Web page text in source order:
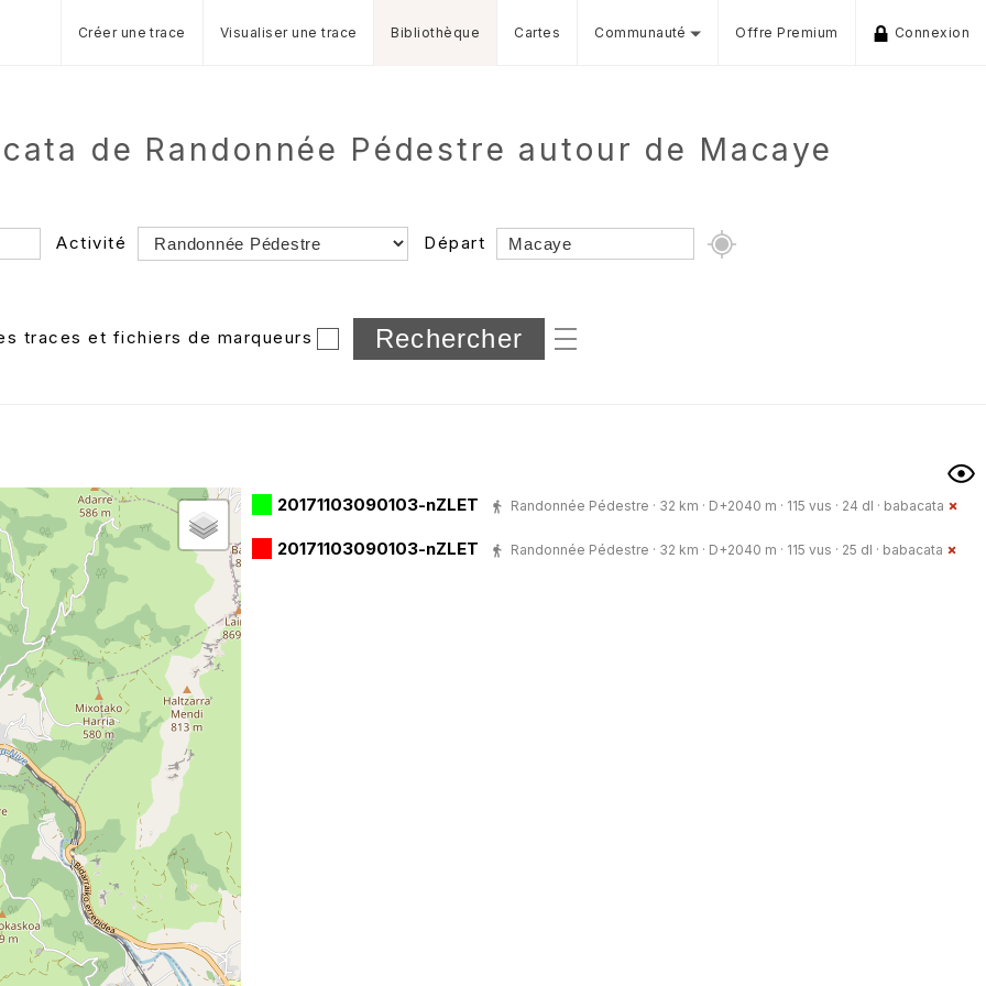
Créer une trace Visualiser une trace Bibliothèque Cartes Communauté Offre Premium Connexion
de Randonnée Pédestre autour de Macaye
Activité Départ
Dossier
et sous-dossiers
traces et fichiers de marqueurs
20171103090103-nZLET Randonnée Pédestre · 32 km · D+2040 m · 115 vus · 24 dl · babacata
20171103090103-nZLET Randonnée Pédestre · 32 km · D+2040 m · 115 vus · 25 dl · babacata